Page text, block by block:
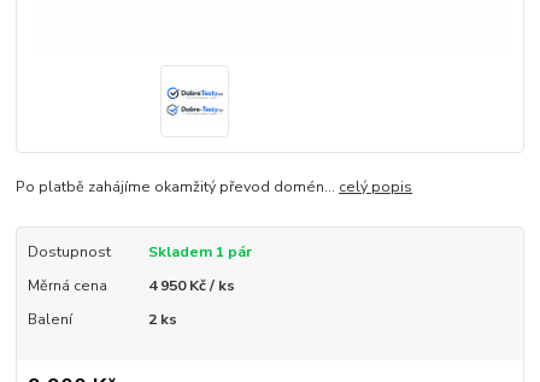
Po platbě zahájíme okamžitý převod domén... celý popis
Dostupnost
Skladem 1 pár
Měrná cena
4 950 Kč / ks
Balení
2 ks